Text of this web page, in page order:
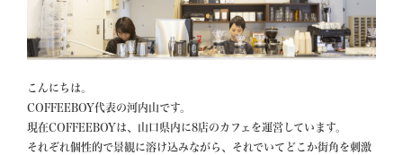
こんにちは。
COFFEEBOY代表の河内山です。
現在COFFEEBOYは、山口県内に8店のカフェを運営しています。
それぞれ個性的で景観に溶け込みながら、それでいてどこか街角を刺激